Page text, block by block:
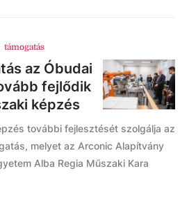
támogatás
az Óbudai
fejlődik
képzés
további fejlesztését szolgálja az
melyet az Arconic Alapítvány
Alba Regia Műszaki Kara